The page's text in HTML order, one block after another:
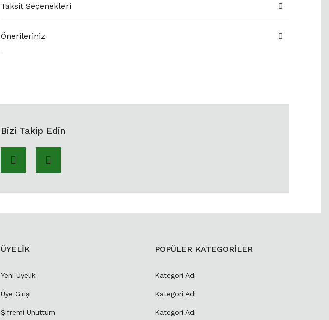
Taksit Seçenekleri
Önerileriniz
Bizi Takip Edin
ÜYELİK
Yeni Üyelik
Üye Girişi
Şifremi Unuttum
POPÜLER KATEGORİLER
Kategori Adı
Kategori Adı
Kategori Adı